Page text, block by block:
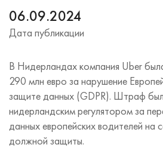
06.09.2024
Дата публикации
В Нидерландах компания Uber
290 млн евро за нарушение
защите данных (GDPR). Штраф
нидерландским регулятором за
данных европейских водителей
должной защиты.